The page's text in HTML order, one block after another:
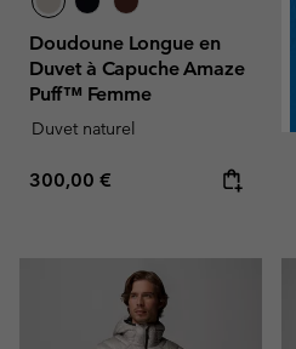
Doudoune Longue en
Duvet à Capuche Amaze
Puff™ Femme
Duvet naturel
Regular price:
300,00 €